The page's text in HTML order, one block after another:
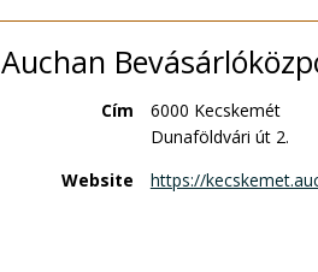
Auchan
Cím
6000 Kecskemét
Dunaföldvári út 2.
Website
https://